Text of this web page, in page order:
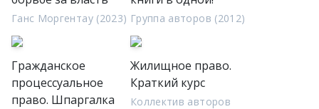
Ганс Моргентау (2023) Группа авторов (2012)
Гражданское
процессуальное
право. Шпаргалка
Жилищное право.
Краткий курс
Коллектив авторов